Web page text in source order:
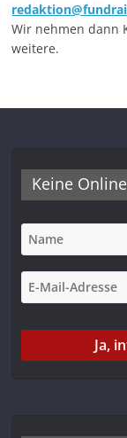
Wir nehmen dann
weitere.
Keine